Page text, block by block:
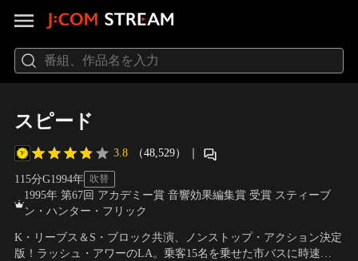
スピード
3.8 （48,529） ｜
115分G1994年 吹替
1995年 第67回 アカデミー賞 音響効果編集賞 受賞 スティーブ
ン・ハンター・フリック
K・リーブス＆S・ブロック共演、ノンストップ・アクション決定
版！ラッシュ・アワーのLA。乗客15名を乗せた市バスに時速